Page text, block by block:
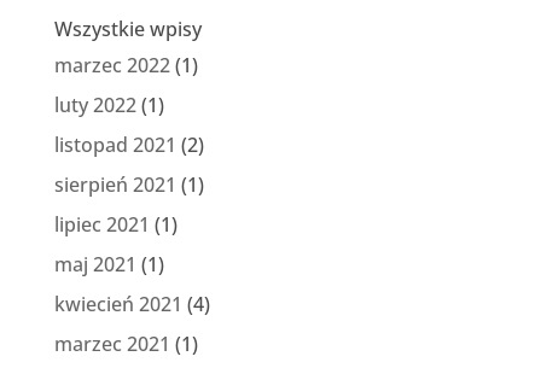
Wszystkie wpisy
marzec 2022(1)
luty 2022(1)
listopad 2021 (2)
sierpień 2021 (1)
lipiec 2021 (1)
maj 2021 (1)
kwiecień 2021 (4)
marzec 2021 (1)